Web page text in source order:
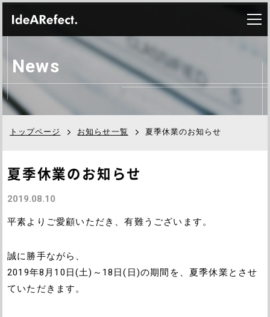
News
トップページ お知らせ一覧 夏季休業のお知らせ
夏季休業のお知らせ
2019.08.10
平素よりご愛顧いただき、有難うございます。
誠に勝手ながら、
2019年8月10日(土)～18日(日)の期間を、夏季休業とさせ
ていただきます。